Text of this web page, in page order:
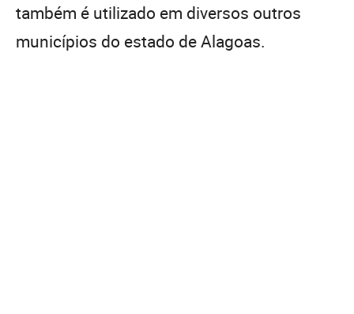
também é utilizado em diversos outros
municípios do estado de Alagoas.